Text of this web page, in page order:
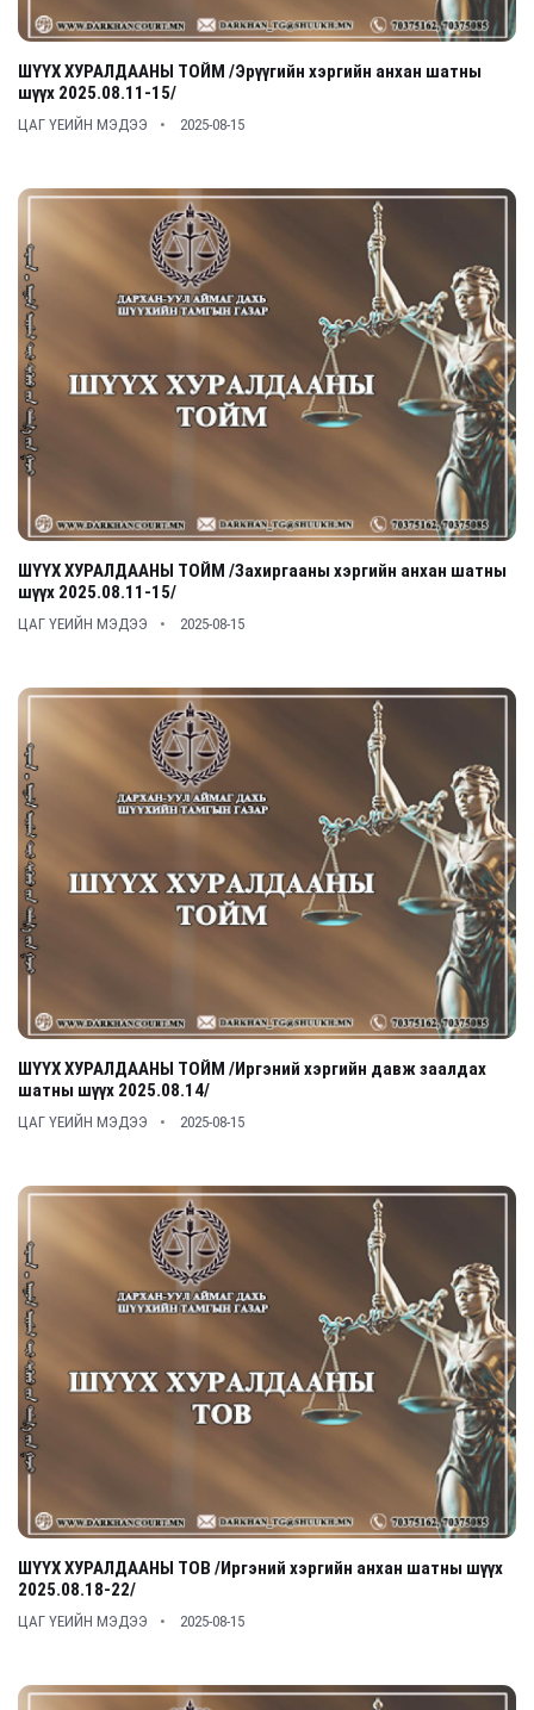
ШҮҮХ ХУРАЛДААНЫ ТОЙМ /Эрүүгийн хэргийн анхан шатны
шүүх 2025.08.11-15/
ЦАГ ҮЕИЙН МЭДЭЭ 2025-08-15
ШҮҮХ ХУРАЛДААНЫ ТОЙМ /Захиргааны хэргийн анхан шатны
шүүх 2025.08.11-15/
ЦАГ ҮЕИЙН МЭДЭЭ 2025-08-15
ШҮҮХ ХУРАЛДААНЫ ТОЙМ /Иргэний хэргийн давж заалдах
шатны шүүх 2025.08.14/
ЦАГ ҮЕИЙН МЭДЭЭ 2025-08-15
ШҮҮХ ХУРАЛДААНЫ ТОВ /Иргэний хэргийн анхан шатны шүүх
2025.08.18-22/
ЦАГ ҮЕИЙН МЭДЭЭ 2025-08-15